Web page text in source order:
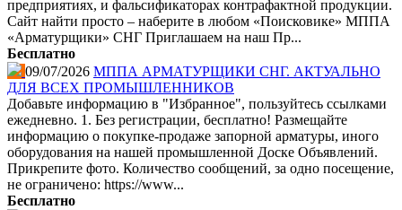
предприятиях, и фальсификаторах контрафактной продукции.
Сайт найти просто – наберите в любом «Поисковике» МППА
«Арматурщики» СНГ Приглашаем на наш Пр...
Бесплатно
09/07/2026 МППА АРМАТУРЩИКИ СНГ. АКТУАЛЬНО
ДЛЯ ВСЕХ ПРОМЫШЛЕННИКОВ
Добавьте информацию в "Избранное", пользуйтесь ссылками
ежедневно. 1. Без регистрации, бесплатно! Размещайте
информацию о покупке-продаже запорной арматуры, иного
оборудования на нашей промышленной Доске Объявлений.
Прикрепите фото. Количество сообщений, за одно посещение,
не ограничено: https://www...
Бесплатно